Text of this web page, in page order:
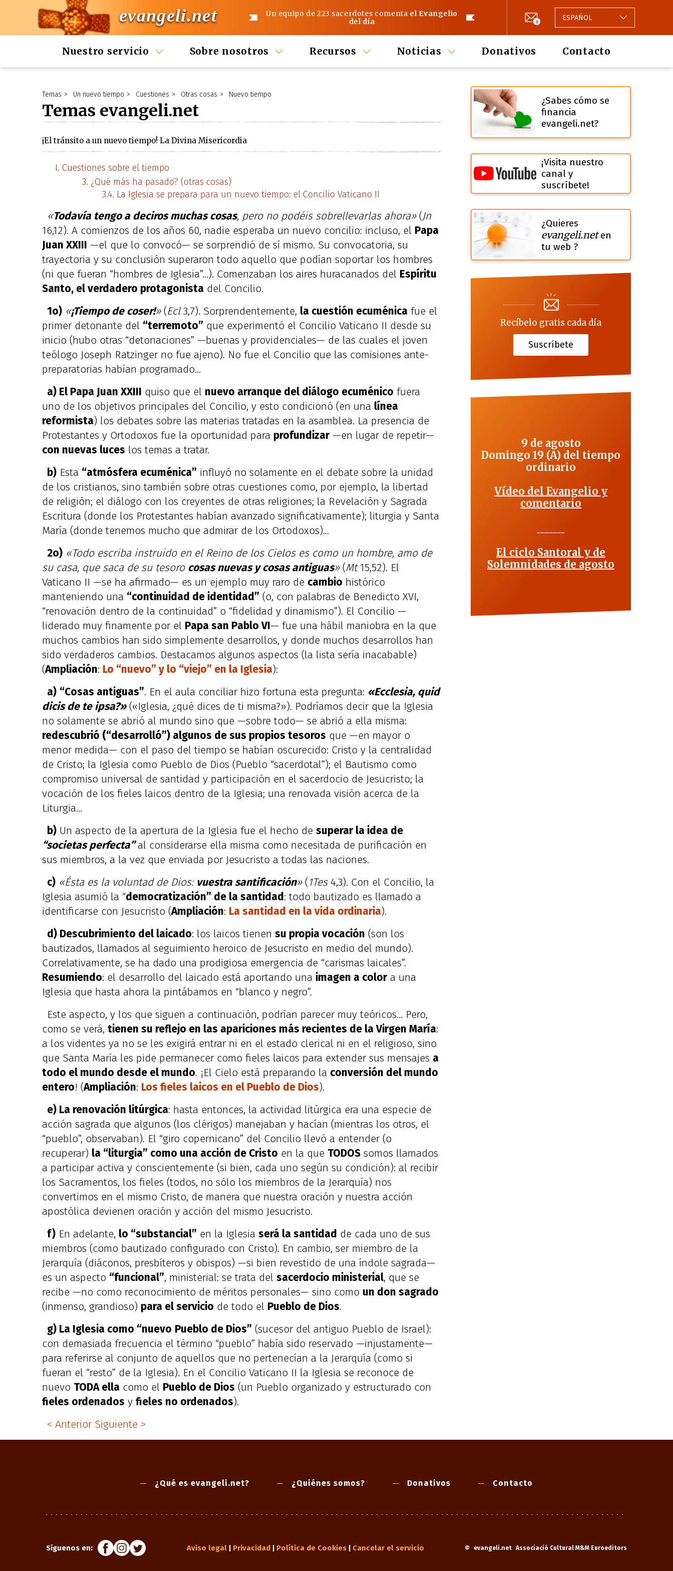
evangeli.net Un equipo de 223 sacerdotes comenta el Evangelio
del día
0 ESPAÑOL
Nuestro servicio Sobre nosotros Recursos Noticias Donativos Contacto
Temas Un nuevo tiempo Cuestiones Otras cosas Nuevo tiempo
Temas evangeli.net
¡El tránsito a un nuevo tiempo! La Divina Misericordia
Cuestiones sobre el tiempo
¿Qué más ha pasado? (otras cosas)
La Iglesia se prepara para un nuevo tiempo: el Concilio Vaticano II
«Todavía tengo a deciros muchas cosas, pero no podéis sobrellevarlas ahora»(Jn
16,12). A comienzos de los años 60, nadie esperaba un nuevo concilio: incluso, el Papa
Juan XXIII —el que lo convocó— se sorprendió de sí mismo. Su convocatoria, su
trayectoria y su conclusión superaron todo aquello que podían soportar los hombres
(ni que fueran “hombres de Iglesia”…). Comenzaban los aires huracanados del Espíritu
Santo, el verdadero protagonista del Concilio.
1o) «¡Tiempo de coser!»(Ecl3,7). Sorprendentemente, la cuestión ecuménica fue el
primer detonante del “terremoto” que experimentó el Concilio Vaticano II desde su
inicio (hubo otras “detonaciones” —buenas y providenciales— de las cuales el joven
teólogo Joseph Ratzinger no fue ajeno). No fue el Concilio que las comisiones ante-
preparatorias habían programado…
a) El Papa Juan XXIII quiso que el nuevo arranque del diálogo ecuménico fuera
uno de los objetivos principales del Concilio, y esto condicionó (en una línea
reformista) los debates sobre las materias tratadas en la asamblea. La presencia de
Protestantes y Ortodoxos fue la oportunidad para profundizar—en lugar de repetir—
con nuevas luces los temas a tratar.
b) Esta “atmósfera ecuménica” influyó no solamente en el debate sobre la unidad
de los cristianos, sino también sobre otras cuestiones como, por ejemplo, la libertad
de religión; el diálogo con los creyentes de otras religiones; la Revelación y Sagrada
Escritura (donde los Protestantes habían avanzado significativamente); liturgia y Santa
María (donde tenemos mucho que admirar de los Ortodoxos)…
2o) «Todo escriba instruido en el Reino de los Cielos es como un hombre, amo de
su casa, que saca de su tesoro cosas nuevas y cosas antiguas»(Mt15,52). El
Vaticano II —se ha afirmado— es un ejemplo muy raro de cambio histórico
manteniendo una “continuidad de identidad” (o, con palabras de Benedicto XVI,
“renovación dentro de la continuidad” o “fidelidad y dinamismo”). El Concilio —
liderado muy finamente por el Papa san Pablo VI— fue una hábil maniobra en la que
muchos cambios han sido simplemente desarrollos, y donde muchos desarrollos han
sido verdaderos cambios. Destacamos algunos aspectos (la lista sería inacabable)
(Ampliación: Lo “nuevo” y lo “viejo” en la Iglesia):
a) “Cosas antiguas”. En el aula conciliar hizo fortuna esta pregunta: «Ecclesia, quid
dicis de te ipsa?»(«Iglesia, ¿qué dices de ti misma?»). Podríamos decir que la Iglesia
no solamente se abrió al mundo sino que —sobre todo— se abrió a ella misma:
redescubrió (“desarrolló”) algunos de sus propios tesoros que —en mayor o
menor medida— con el paso del tiempo se habían oscurecido: Cristo y la centralidad
de Cristo; la Iglesia como Pueblo de Dios (Pueblo “sacerdotal”); el Bautismo como
compromiso universal de santidad y participación en el sacerdocio de Jesucristo; la
vocación de los fieles laicos dentro de la Iglesia; una renovada visión acerca de la
Liturgia…
b) Un aspecto de la apertura de la Iglesia fue el hecho de superar la idea de
“societas perfecta”al considerarse ella misma como necesitada de purificación en
sus miembros, a la vez que enviada por Jesucristo a todas las naciones.
c) «Ésta es la voluntad de Dios: vuestra santificación»(1Tes4,3). Con el Concilio, la
Iglesia asumió la “democratización” de la santidad: todo bautizado es llamado a
identificarse con Jesucristo (Ampliación: La santidad en la vida ordinaria).
d) Descubrimiento del laicado: los laicos tienen su propia vocación (son los
bautizados, llamados al seguimiento heroico de Jesucristo en medio del mundo).
Correlativamente, se ha dado una prodigiosa emergencia de “carismas laicales”.
Resumiendo: el desarrollo del laicado está aportando una imagen a colora una
Iglesia que hasta ahora la pintábamos en “blanco y negro”.
Este aspecto, y los que siguen a continuación, podrían parecer muy teóricos… Pero,
como se verá, tienen su reflejo en las apariciones más recientes de la Virgen María:
a los videntes ya no se les exigirá entrar ni en el estado clerical ni en el religioso, sino
que Santa María les pide permanecer como fieles laicos para extender sus mensajes a
todo el mundo desde el mundo. ¡El Cielo está preparando la conversión del mundo
entero! (Ampliación: Los fieles laicos en el Pueblo de Dios).
e) La renovación litúrgica: hasta entonces, la actividad litúrgica era una especie de
acción sagrada que algunos (los clérigos) manejaban y hacían (mientras los otros, el
“pueblo”, observaban). El “giro copernicano” del Concilio llevó a entender (o
recuperar) la “liturgia” como una acción de Cristo en la que TODOS somos llamados
a participar activa y conscientemente (si bien, cada uno según su condición): al recibir
los Sacramentos, los fieles (todos, no sólo los miembros de la Jerarquía) nos
convertimos en el mismo Cristo, de manera que nuestra oración y nuestra acción
apostólica devienen oración y acción del mismo Jesucristo.
f) En adelante, lo “substancial” en la Iglesia será la santidad de cada uno de sus
miembros (como bautizado configurado con Cristo). En cambio, ser miembro de la
Jerarquía (diáconos, presbíteros y obispos) —si bien revestido de una índole sagrada—
es un aspecto “funcional”, ministerial: se trata del sacerdocio ministerial, que se
recibe —no como reconocimiento de méritos personales— sino como un don sagrado
(inmenso, grandioso) para el servicio de todo el Pueblo de Dios.
g) La Iglesia como “nuevo Pueblo de Dios” (sucesor del antiguo Pueblo de Israel):
con demasiada frecuencia el término “pueblo” había sido reservado —injustamente—
para referirse al conjunto de aquellos que no pertenecían a la Jerarquía (como si
fueran el “resto” de la Iglesia). En el Concilio Vaticano II la Iglesia se reconoce de
nuevo TODA ella como el Pueblo de Dios (un Pueblo organizado y estructurado con
fieles ordenados y fieles no ordenados).
< Anterior Siguiente >
¿Sabes cómo se
financia
evangeli.net?
¡Visita nuestro
canal y
suscríbete!
¿Quieres
evangeli.neten
tu web ?
Recíbelo gratis cada día
Suscríbete
9 de agosto
Domingo 19 (A) del tiempo
ordinario
Vídeo del Evangelio y
comentario
El ciclo Santoral y de
Solemnidades de agosto
¿Qué es evangeli.net? ¿Quiénes somos? Donativos Contacto
Síguenos en: © evangeli.net Associació Cultural M&M Euroeditors
Aviso legal| Privacidad Política de Cookies| Cancelar el servicio